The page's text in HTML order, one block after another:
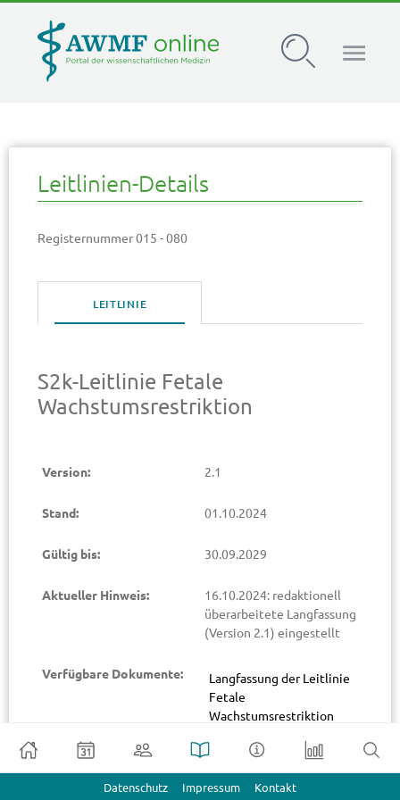
Leitlinien-Details
Registernummer 015 - 080
LEITLINIE
S2k-Leitlinie Fetale
Wachstumsrestriktion
Version: 2.1
Stand: 01.10.2024
Gültig bis: 30.09.2029
Aktueller Hinweis:
16.10.2024: redaktionell
überarbeitete Langfassung
(Version 2.1) eingestellt
Verfügbare Dokumente:
Langfassung der Leitlinie
Fetale
Wachstumsrestriktion
Download
Datenschutz Impressum Kontakt